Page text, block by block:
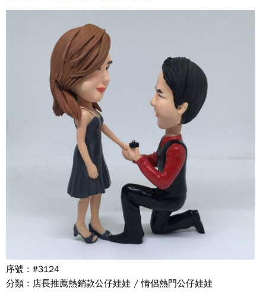
序號 : #3124
分類 : 店長推薦熱銷款公仔娃娃 / 情侶熱門公仔娃娃